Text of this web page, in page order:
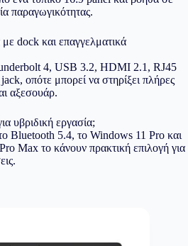
παραγωγικότητας.
dock και επαγγελματικά
4, USB 3.2, HDMI 2.1, RJ45
οπότε μπορεί να στηρίξει πλήρες
αξεσουάρ.
υβριδική εργασία;
Bluetooth 5.4, το Windows 11 Pro και
Max το κάνουν πρακτική επιλογή για